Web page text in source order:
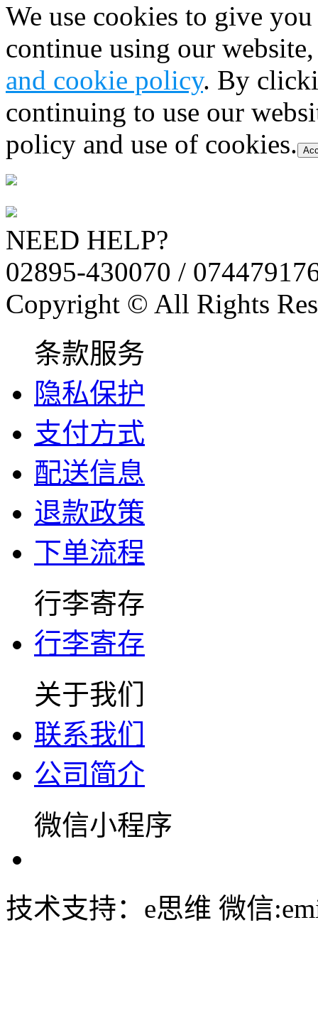
We use cookies to give
continue using our
and cookie policy. By
continuing to use our
policy and use of cookies.
NEED HELP?
02895-430070 /
Copyright © All Rights
条款服务
隐私保护
支付方式
配送信息
退款政策
下单流程
行李寄存
行李寄存
关于我们
联系我们
公司简介
微信小程序
技术支持：e思维 微信